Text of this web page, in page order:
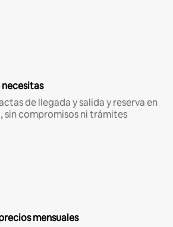
de llegada y salida y reserva en
sin compromisos ni trámites
mensuales